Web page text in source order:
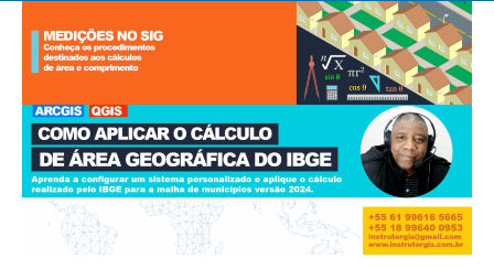
aplicar
de
área
IBGE
sobre